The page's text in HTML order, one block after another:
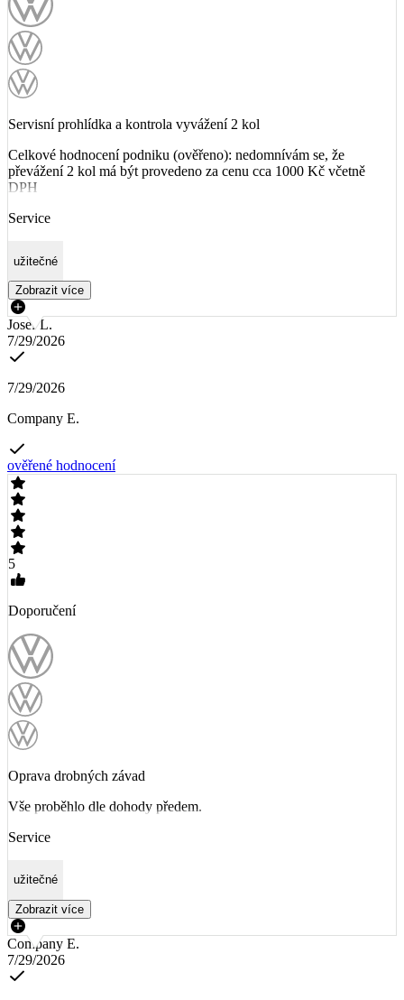
Servisní prohlídka a kontrola vyvážení 2 kol
Celkové hodnocení podniku (ověřeno): nedomnívám se, že
převážení 2 kol má být provedeno za cenu cca 1000 Kč včetně
DPH
Service
užitečné
Zobrazit více
Josef L.
7/29/2026
7/29/2026
Company E.
ověřené hodnocení
5
Doporučení
Oprava drobných závad
Vše proběhlo dle dohody předem.
Service
užitečné
Zobrazit více
Company E.
7/29/2026